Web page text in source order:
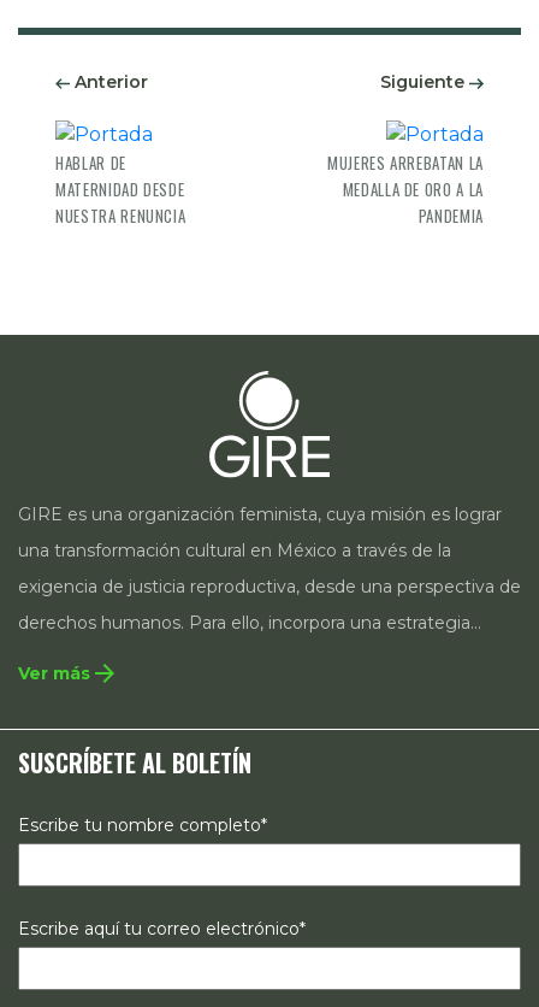
Anterior
HABLAR DE
MATERNIDAD DESDE
NUESTRA RENUNCIA
Siguiente
MUJERES ARREBATAN LA
MEDALLA DE ORO A LA
PANDEMIA
GIRE es una organización feminista, cuya misión es lograr
una transformación cultural en México a través de la
exigencia de justicia reproductiva, desde una perspectiva de
derechos humanos. Para ello, incorpora una estrategia
integral que contempla la incidencia en legislación y
estrategias de comunicación e investigación sobre el
estado de los derechos reproductivos en México.
Ver más arrow_forward
SUSCRÍBETE AL BOLETÍN
Escribe tu nombre completo*
Escribe aquí tu correo electrónico*